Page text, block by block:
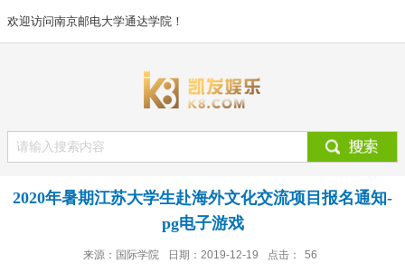
欢迎访问南京邮电大学通达学院！
2020年暑期江苏大学生赴海外文化交流项目报名通知-
pg电子游戏
来源：国际学院 日期：2019-12-19 点击： 56